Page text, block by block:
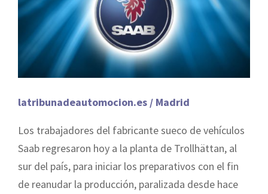
latribunadeautomocion.es / Madrid
Los trabajadores del fabricante sueco de vehículos
Saab regresaron hoy a la planta de Trollhättan, al
sur del país, para iniciar los preparativos con el fin
de reanudar la producción, paralizada desde hace